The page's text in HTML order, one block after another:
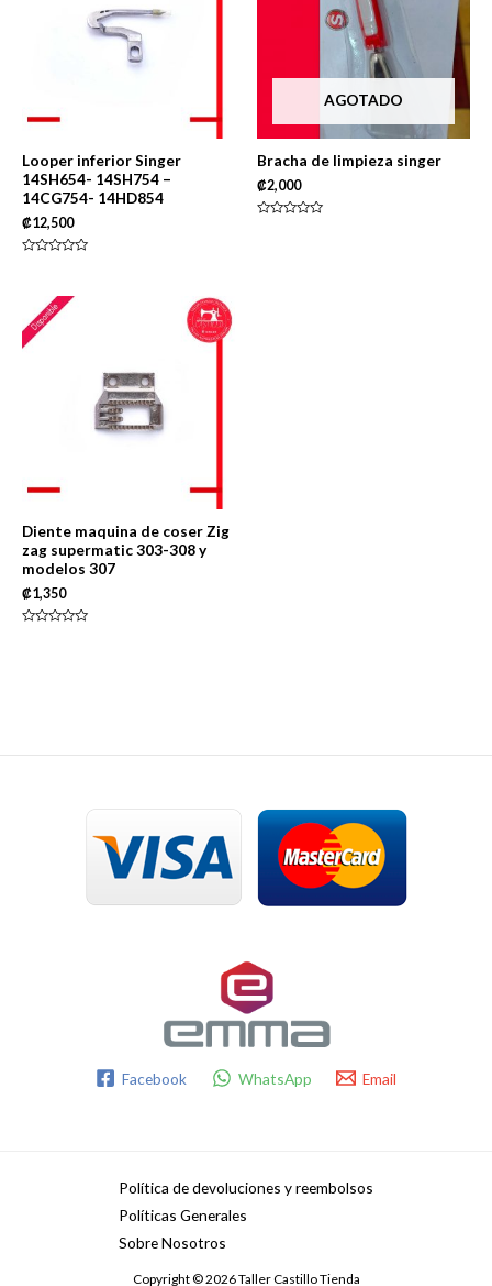
Looper inferior Singer
14SH654- 14SH754 –
14CG754- 14HD854
₡12,500
AGOTADO
Bracha de limpieza singer
₡2,000
Diente maquina de coser Zig
zag supermatic 303-308 y
modelos 307
₡1,350
Facebook WhatsApp Email
Política de devoluciones y reembolsos
Políticas Generales
Sobre Nosotros
Copyright © 2026 Taller Castillo Tienda